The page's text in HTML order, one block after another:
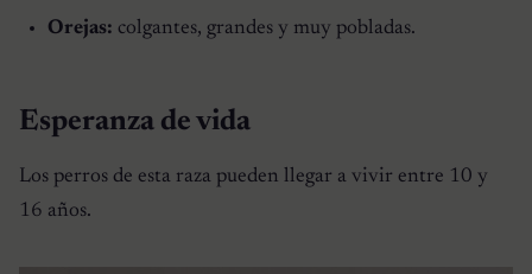
Orejas: colgantes, grandes y muy pobladas.
Esperanza de vida
Los perros de esta raza pueden llegar a vivir entre 10 y
16 años.